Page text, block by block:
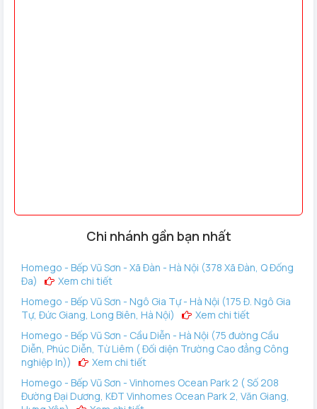
Vân tay: 100
Số thẻ từ: 100
Mật mã: 250 nhóm
Thẻ từ theo máy: 2
Chìa khóa chống sao chép: 2
Cơ chế đóng mở: Động cơ DC siêu nhỏ
Nhiệt độ làm việc: -20°C-55°C
Độ ẩm tương đối: 15%- 95%
Chi nhánh gần bạn nhất
Homego - Bếp Vũ Sơn - Xã Đàn - Hà Nội (378 Xã Đàn, Q Đống
Đa)
Xem chi tiết
Homego - Bếp Vũ Sơn - Ngô Gia Tự - Hà Nội (175 Đ. Ngô Gia
Tự, Đức Giang, Long Biên, Hà Nội)
Xem chi tiết
Homego - Bếp Vũ Sơn - Cầu Diễn - Hà Nội (75 đường Cầu
Diễn, Phúc Diễn, Từ Liêm ( Đối diện Trường Cao đẳng Công
nghiệp In))
Xem chi tiết
Homego - Bếp Vũ Sơn - Vinhomes Ocean Park 2 ( Số 208
Đường Đại Dương, KĐT Vinhomes Ocean Park 2, Văn Giang,